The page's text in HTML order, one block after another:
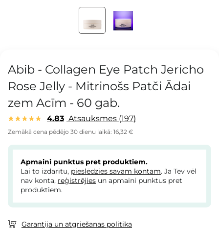
Abib - Collagen Eye Patch Jericho
Rose Jelly - Mitrinošs Patči Ādai
zem Acīm - 60 gab.
4.83 Atsauksmes 197
Zemākā cena pēdējo 30 dienu laikā: 16,32 €
Apmaini punktus pret produktiem.
Lai to izdarītu, pieslēdzies savam kontam. Ja Tev vēl
nav konta, reģistrējies un apmaini punktus pret
produktiem.
Garantija un atgriešanas politika